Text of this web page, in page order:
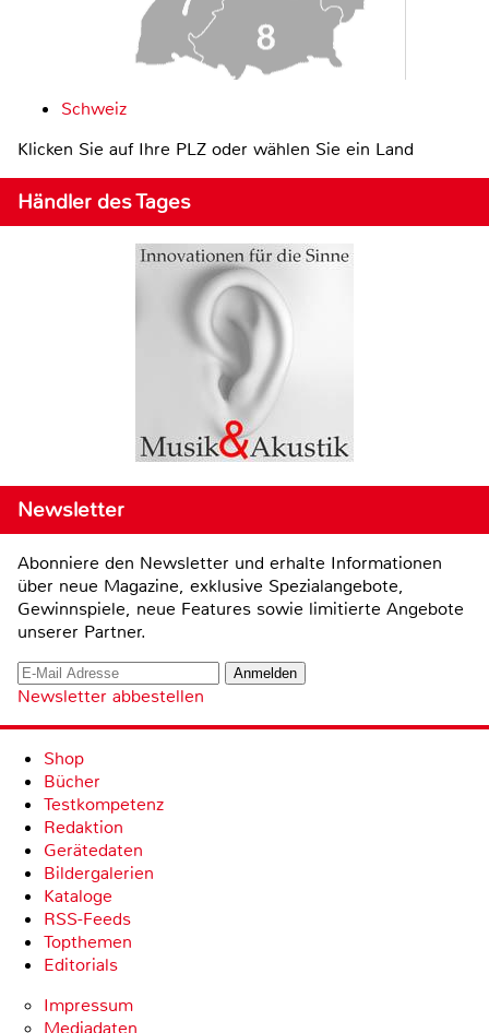
Schweiz
Klicken Sie auf Ihre PLZ oder wählen Sie ein Land
Händler des Tages
Newsletter
Abonniere den Newsletter und erhalte Informationen
über neue Magazine, exklusive Spezialangebote,
Gewinnspiele, neue Features sowie limitierte Angebote
unserer Partner.
Newsletter abbestellen
Shop
Bücher
Testkompetenz
Redaktion
Gerätedaten
Bildergalerien
Kataloge
RSS-Feeds
Topthemen
Editorials
Impressum
Mediadaten